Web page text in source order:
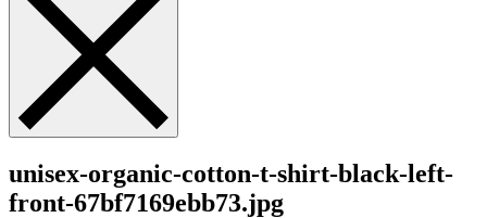
unisex-organic-cotton-t-shirt-black-left-
front-67bf7169ebb73.jpg